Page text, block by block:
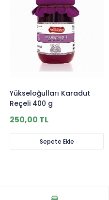
Yükseloğulları Karadut
Reçeli 400 g
250,00 TL
Sepete Ekle